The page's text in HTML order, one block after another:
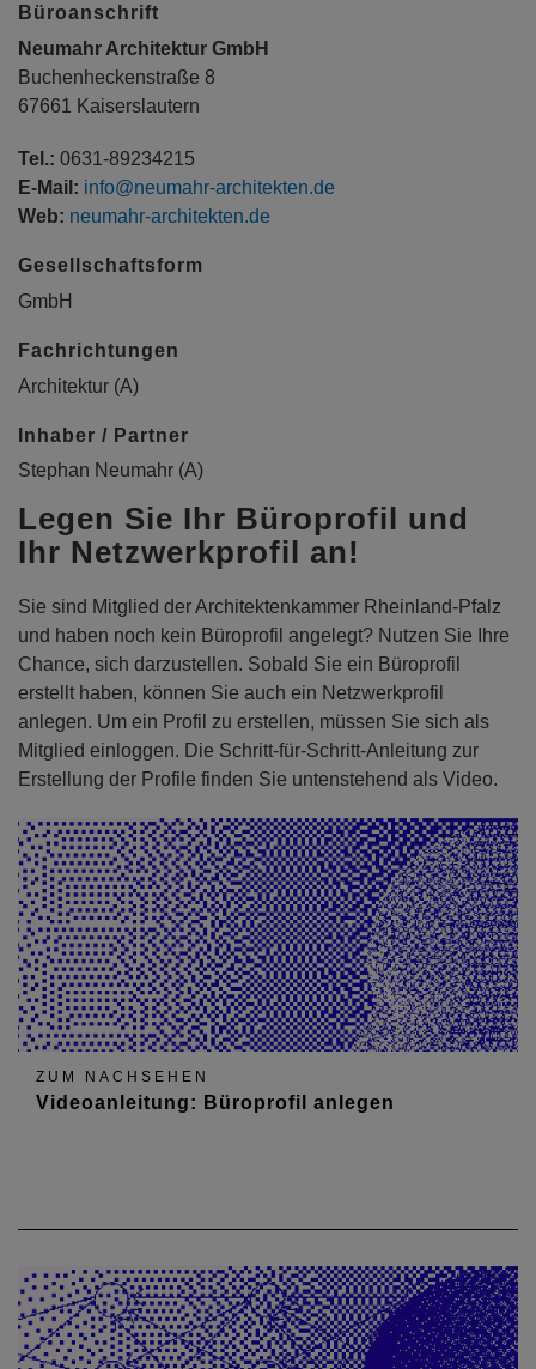
Büroanschrift
Neumahr Architektur GmbH
Buchenheckenstraße 8
67661 Kaiserslautern
Tel.: 0631-89234215
E-Mail: info@neumahr-architekten.de
Web: neumahr-architekten.de
Gesellschaftsform
GmbH
Fachrichtungen
Architektur (A)
Inhaber / Partner
Stephan Neumahr (A)
Legen Sie Ihr Büroprofil und
Ihr Netzwerkprofil an!
Sie sind Mitglied der Architektenkammer Rheinland-Pfalz
und haben noch kein Büroprofil angelegt? Nutzen Sie Ihre
Chance, sich darzustellen. Sobald Sie ein Büroprofil
erstellt haben, können Sie auch ein Netzwerkprofil
anlegen. Um ein Profil zu erstellen, müssen Sie sich als
Mitglied einloggen. Die Schritt-für-Schritt-Anleitung zur
Erstellung der Profile finden Sie untenstehend als Video.
ZUM NACHSEHEN
Videoanleitung: Büroprofil anlegen